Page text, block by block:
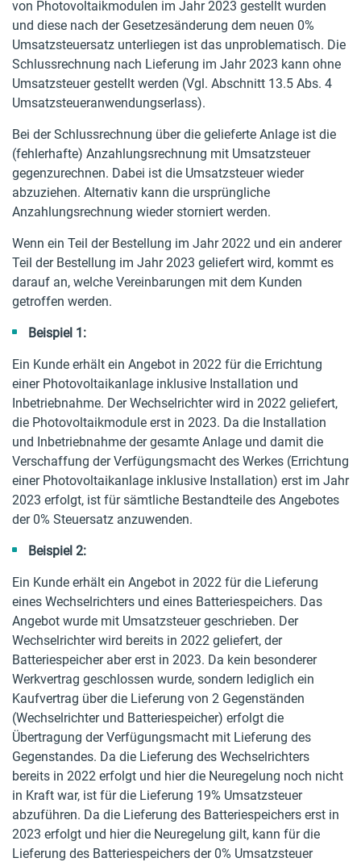
von Photovoltaikmodulen im Jahr 2023 gestellt wurden
und diese nach der Gesetzesänderung dem neuen 0%
Umsatzsteuersatz unterliegen ist das unproblematisch. Die
Schlussrechnung nach Lieferung im Jahr 2023 kann ohne
Umsatzsteuer gestellt werden (Vgl. Abschnitt 13.5 Abs. 4
Umsatzsteueranwendungserlass).
Bei der Schlussrechnung über die gelieferte Anlage ist die
(fehlerhafte) Anzahlungsrechnung mit Umsatzsteuer
gegenzurechnen. Dabei ist die Umsatzsteuer wieder
abzuziehen. Alternativ kann die ursprüngliche
Anzahlungsrechnung wieder storniert werden.
Wenn ein Teil der Bestellung im Jahr 2022 und ein anderer
Teil der Bestellung im Jahr 2023 geliefert wird, kommt es
darauf an, welche Vereinbarungen mit dem Kunden
getroffen werden.
Beispiel 1:
Ein Kunde erhält ein Angebot in 2022 für die Errichtung
einer Photovoltaikanlage inklusive Installation und
Inbetriebnahme. Der Wechselrichter wird in 2022 geliefert,
die Photovoltaikmodule erst in 2023. Da die Installation
und Inbetriebnahme der gesamte Anlage und damit die
Verschaffung der Verfügungsmacht des Werkes (Errichtung
einer Photovoltaikanlage inklusive Installation) erst im Jahr
2023 erfolgt, ist für sämtliche Bestandteile des Angebotes
der 0% Steuersatz anzuwenden.
Beispiel 2:
Ein Kunde erhält ein Angebot in 2022 für die Lieferung
eines Wechselrichters und eines Batteriespeichers. Das
Angebot wurde mit Umsatzsteuer geschrieben. Der
Wechselrichter wird bereits in 2022 geliefert, der
Batteriespeicher aber erst in 2023. Da kein besonderer
Werkvertrag geschlossen wurde, sondern lediglich ein
Kaufvertrag über die Lieferung von 2 Gegenständen
(Wechselrichter und Batteriespeicher) erfolgt die
Übertragung der Verfügungsmacht mit Lieferung des
Gegenstandes. Da die Lieferung des Wechselrichters
bereits in 2022 erfolgt und hier die Neuregelung noch nicht
in Kraft war, ist für die Lieferung 19% Umsatzsteuer
abzuführen. Da die Lieferung des Batteriespeichers erst in
2023 erfolgt und hier die Neuregelung gilt, kann für die
Lieferung des Batteriespeichers der 0% Umsatzsteuer